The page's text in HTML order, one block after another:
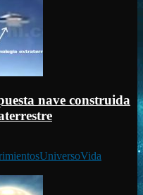
nave construida
UniversoVida